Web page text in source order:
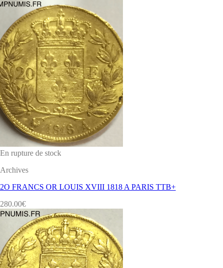
En rupture de stock
Archives
2O FRANCS OR LOUIS XVIII 1818 A PARIS TTB+
280.00€